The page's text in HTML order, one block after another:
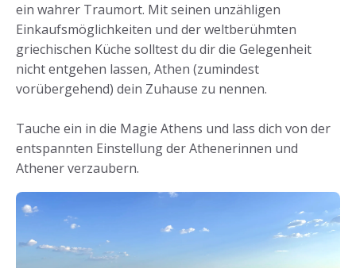
ein wahrer Traumort. Mit seinen unzähligen
Einkaufsmöglichkeiten und der weltberühmten
griechischen Küche solltest du dir die Gelegenheit
nicht entgehen lassen, Athen (zumindest
vorübergehend) dein Zuhause zu nennen.
Tauche ein in die Magie Athens und lass dich von der
entspannten Einstellung der Athenerinnen und
Athener verzaubern.